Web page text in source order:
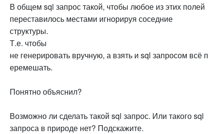
В общем sql запрос такой, чтобы любое из этих полей
переставилось местами игнорируя соседние
структуры.
Т.е. чтобы
не генерировать вручную, а взять и sql запросом всё п
еремешать.
Понятно объяснил?
Возможно ли сделать такой sql запрос. Или такого sql
запроса в природе нет? Подскажите.